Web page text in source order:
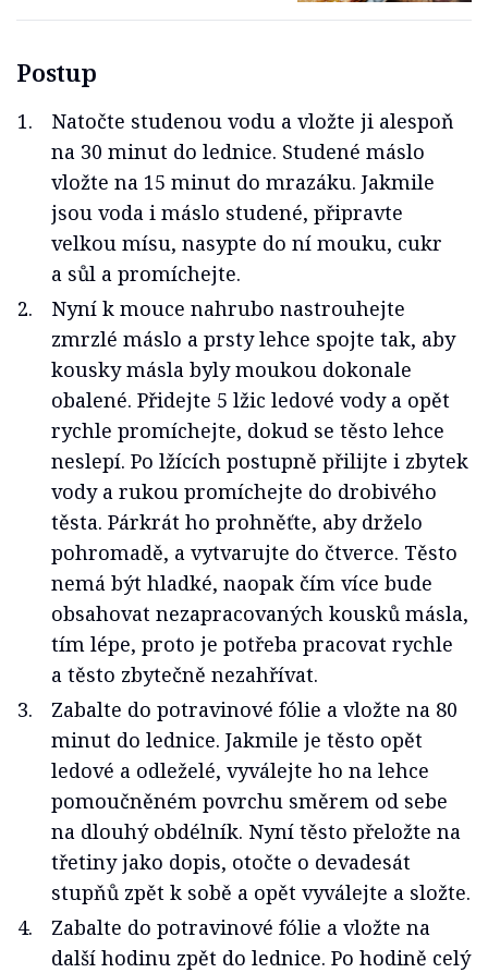
Postup
Natočte studenou vodu a vložte ji alespoň
na 30 minut do lednice. Studené máslo
vložte na 15 minut do mrazáku. Jakmile
jsou voda i máslo studené, připravte
velkou mísu, nasypte do ní mouku, cukr
a sůl a promíchejte.
Nyní k mouce nahrubo nastrouhejte
zmrzlé máslo a prsty lehce spojte tak, aby
kousky másla byly moukou dokonale
obalené. Přidejte 5 lžic ledové vody a opět
rychle promíchejte, dokud se těsto lehce
neslepí. Po lžících postupně přilijte i zbytek
vody a rukou promíchejte do drobivého
těsta. Párkrát ho prohněťte, aby drželo
pohromadě, a vytvarujte do čtverce. Těsto
nemá být hladké, naopak čím více bude
obsahovat nezapracovaných kousků másla,
tím lépe, proto je potřeba pracovat rychle
a těsto zbytečně nezahřívat.
Zabalte do potravinové fólie a vložte na 80
minut do lednice. Jakmile je těsto opět
ledové a odleželé, vyválejte ho na lehce
pomoučněném povrchu směrem od sebe
na dlouhý obdélník. Nyní těsto přeložte na
třetiny jako dopis, otočte o devadesát
stupňů zpět k sobě a opět vyválejte a složte.
Zabalte do potravinové fólie a vložte na
další hodinu zpět do lednice. Po hodině celý